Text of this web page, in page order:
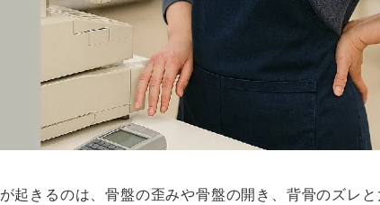
が起きるのは、骨盤の歪みや骨盤の開き、背骨のズレ